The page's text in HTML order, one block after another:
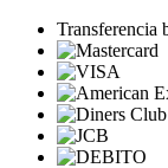
Transferencia